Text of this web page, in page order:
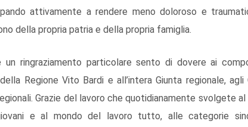
attivamente a rendere meno doloroso e
della propria patria e della propria famiglia.
un ringraziamento particolare sento di dovere ai
Regione Vito Bardi e all’intera Giunta regionale,
Grazie del lavoro che quotidianamente svolgete
e al mondo del lavoro tutto, alle categorie